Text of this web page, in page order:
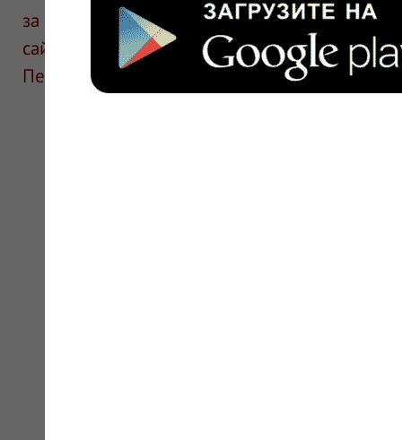
за информацию в отзывах. Описание
сайте для ознакомления и не является
Перед применением необходима